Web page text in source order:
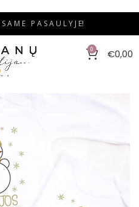
A M E P A S A U L Y J E!
0 €0,00